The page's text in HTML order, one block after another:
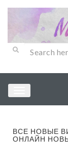
ВСЕ НОВЫЕ
ОНЛАЙН